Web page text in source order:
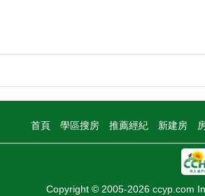
首頁 學區搜房 推薦經紀 新建房
Copyright © 2005-2026 ccyp.com